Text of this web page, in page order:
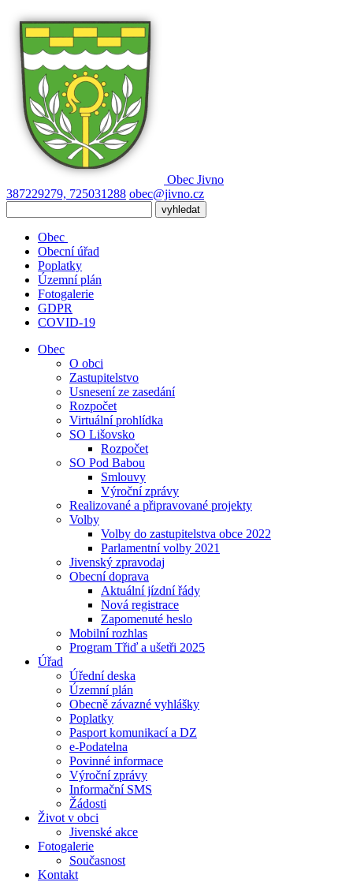
Obec Jivno
387229279, 725031288 obec@jivno.cz
Obec
Obecní úřad
Poplatky
Územní plán
Fotogalerie
GDPR
COVID-19
Obec
O obci
Zastupitelstvo
Usnesení ze zasedání
Rozpočet
Virtuální prohlídka
SO Lišovsko
Rozpočet
SO Pod Babou
Smlouvy
Výroční zprávy
Realizované a připravované projekty
Volby
Volby do zastupitelstva obce 2022
Parlamentní volby 2021
Jivenský zpravodaj
Obecní doprava
Aktuální jízdní řády
Nová registrace
Zapomenuté heslo
Mobilní rozhlas
Program Třiď a ušetři 2025
Úřad
Úřední deska
Územní plán
Obecně závazné vyhlášky
Poplatky
Pasport komunikací a DZ
e-Podatelna
Povinné informace
Výroční zprávy
Informační SMS
Žádosti
Život v obci
Jivenské akce
Fotogalerie
Současnost
Kontakt